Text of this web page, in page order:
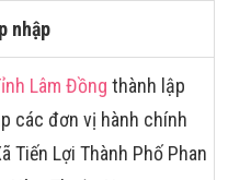
nhập
Lâm Đồng thành lập
các đơn vị hành chính
Tiến Lợi Thành Phố Phan